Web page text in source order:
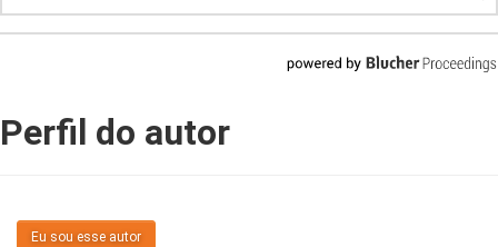
Perfil do autor
Eu sou esse autor